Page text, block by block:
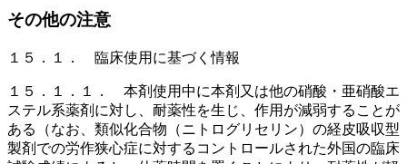
その他の注意
１５．１． 臨床使用に基づく情報
１５．１．１． 本剤使用中に本剤又は他の硝酸・亜硝酸エ
ステル系薬剤に対し、耐薬性を生じ、作用が減弱することが
ある（なお、類似化合物（ニトログリセリン）の経皮吸収型
製剤での労作狭心症に対するコントロールされた外国の臨床